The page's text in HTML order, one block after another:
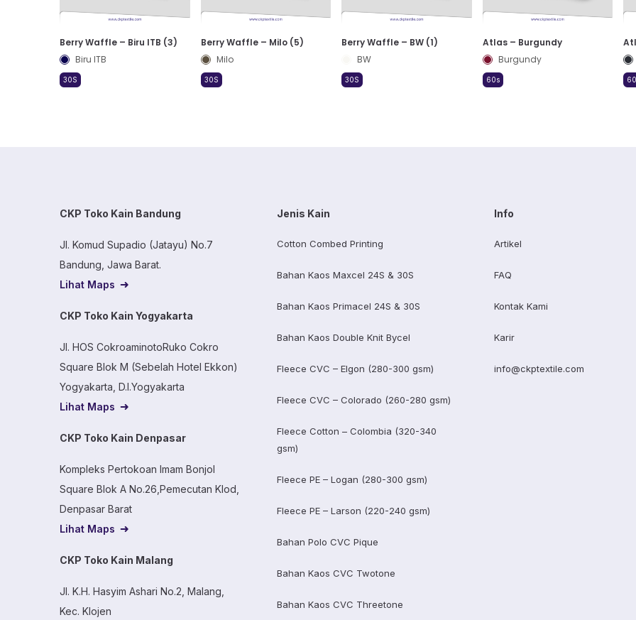
Berry Waffle – Biru ITB (3)
Biru ITB
30S
Berry Waffle – Milo (5)
Milo
30S
Berry Waffle – BW (1)
BW
30S
Atlas – Burgundy
Burgundy
60s
CKP Toko Kain Bandung
Jl. Komud Supadio (Jatayu) No.7
Bandung, Jawa Barat.
Lihat Maps
CKP Toko Kain Yogyakarta
Jl. HOS CokroaminotoRuko Cokro
Square Blok M (Sebelah Hotel Ekkon)
Yogyakarta, D.I.Yogyakarta
Lihat Maps
CKP Toko Kain Denpasar
Kompleks Pertokoan Imam Bonjol
Square Blok A No.26,Pemecutan Klod,
Denpasar Barat
Lihat Maps
CKP Toko Kain Malang
Jl. K.H. Hasyim Ashari No.2, Malang,
Kec. Klojen
Jenis Kain
Cotton Combed Printing
Bahan Kaos Maxcel 24S & 30S
Bahan Kaos Primacel 24S & 30S
Bahan Kaos Double Knit Bycel
Fleece CVC – Elgon (280-300 gsm)
Fleece CVC – Colorado (260-280 gsm)
Fleece Cotton – Colombia (320-340
gsm)
Fleece PE – Logan (280-300 gsm)
Fleece PE – Larson (220-240 gsm)
Bahan Polo CVC Pique
Bahan Kaos CVC Twotone
Bahan Kaos CVC Threetone
Info
Artikel
FAQ
Kontak Kami
Karir
info@ckptextile.com